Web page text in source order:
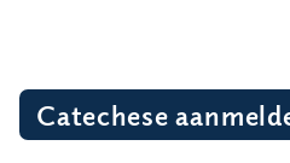
Catechese